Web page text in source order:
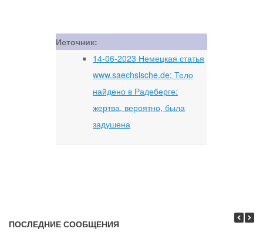
Источник:
14-06-2023 Немецкая статья
www.saechsische.de: Тело
найдено в Радеберге:
жертва, вероятно, была
задушена
ПОСЛЕДНИЕ СООБЩЕНИЯ